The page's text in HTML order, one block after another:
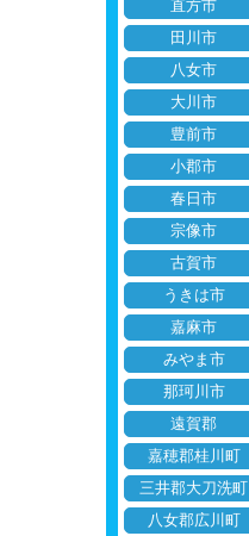
直方市
田川市
八女市
大川市
豊前市
小郡市
春日市
宗像市
古賀市
うきは市
嘉麻市
みやま市
那珂川市
遠賀郡
嘉穂郡桂川町
三井郡大刀洗町
八女郡広川町